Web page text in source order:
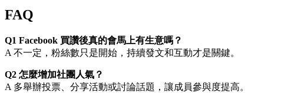
FAQ
Q1 Facebook 買讚後真的會馬上有生意嗎？
A 不一定，粉絲數只是開始，持續發文和互動才是關鍵。
Q2 怎麼增加社團人氣？
A 多舉辦投票、分享活動或討論話題，讓成員參與度提高。